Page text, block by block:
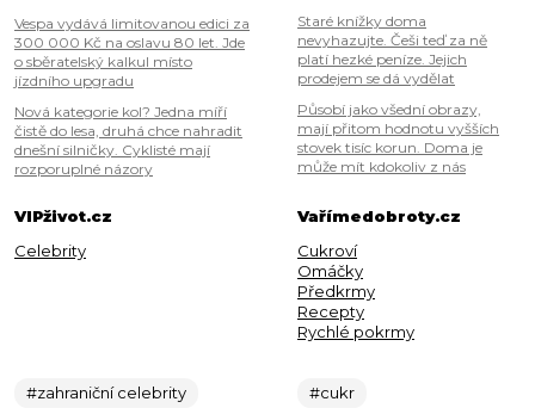
Vespa vydává limitovanou edici za
300 000 Kč na oslavu 80 let. Jde
o sběratelský kalkul místo
jízdního upgradu
Nová kategorie kol? Jedna míří
čistě do lesa, druhá chce nahradit
dnešní silničky. Cyklisté mají
rozporuplné názory
Staré knížky doma
nevyhazujte. Češi teď za ně
platí hezké peníze. Jejich
prodejem se dá vydělat
Působí jako všední obrazy,
mají přitom hodnotu vyšších
stovek tisíc korun. Doma je
může mít kdokoliv z nás
VIPživot.cz
Celebrity
#zahraniční celebrity
Vařímedobroty.cz
Cukroví
Omáčky
Předkrmy
Recepty
Rychlé pokrmy
#cukr